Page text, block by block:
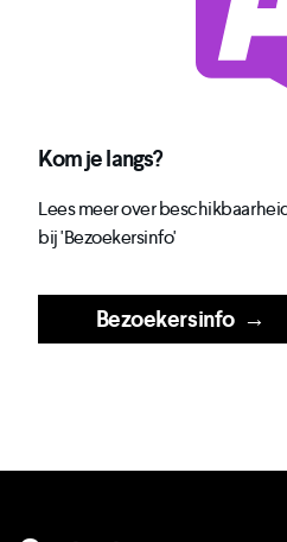
Kom je langs?
Lees meer over
bij 'Bezoekersinfo'
Bezoekersinfo→